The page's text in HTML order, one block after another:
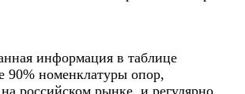
информация в таблице
90% номенклатуры опор,